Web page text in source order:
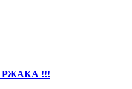
РЖАКА !!!